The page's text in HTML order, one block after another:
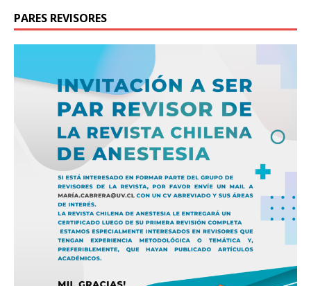
PARES REVISORES